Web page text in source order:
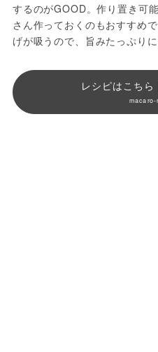
するのがGOOD。作り置き可
さん作っておくのもおすすめ
げが吸うので、旨みたっぷりに
レシピはこち